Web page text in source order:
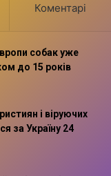
Коментарі
собак уже
до 15 років
і віруючих
за Україну 24